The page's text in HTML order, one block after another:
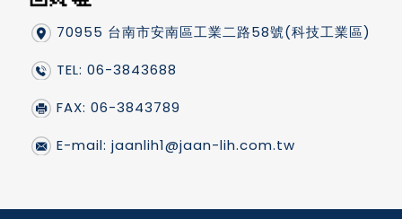
70955 台南市安南區工業二路58號(科技工業區)
TEL: 06-3843688
FAX: 06-3843789
E-mail:jaanlih1@jaan-lih.com.tw